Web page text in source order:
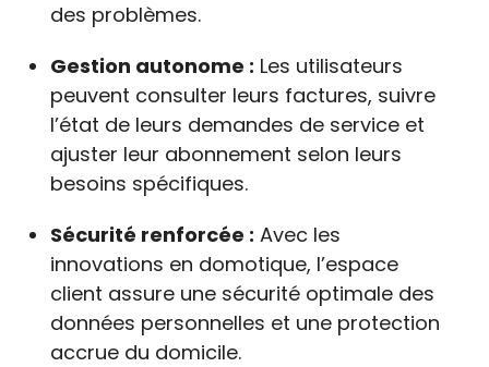
des problèmes.
Gestion autonome : Les utilisateurs
peuvent consulter leurs factures, suivre
l’état de leurs demandes de service et
ajuster leur abonnement selon leurs
besoins spécifiques.
Sécurité renforcée : Avec les
innovations en domotique, l’espace
client assure une sécurité optimale des
données personnelles et une protection
accrue du domicile.